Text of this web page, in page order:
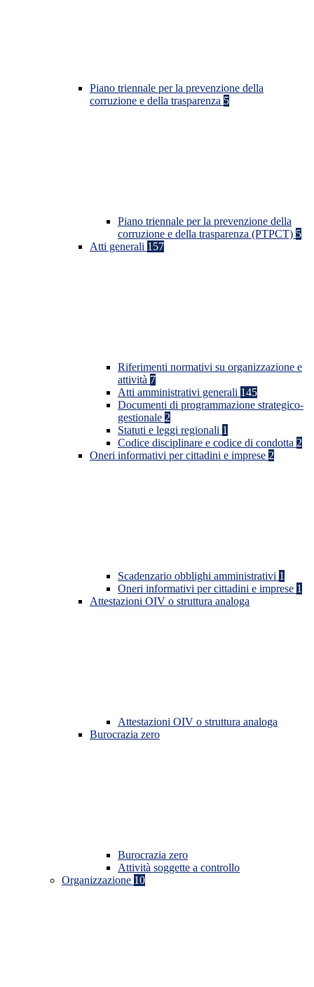
Piano triennale per la prevenzione della
corruzione e della trasparenza 5
Piano triennale per la prevenzione della
corruzione e della trasparenza (PTPCT) 5
Atti generali 157
Riferimenti normativi su organizzazione e
attività 7
Atti amministrativi generali 145
Documenti di programmazione strategico-
gestionale 2
Statuti e leggi regionali 1
Codice disciplinare e codice di condotta 2
Oneri informativi per cittadini e imprese 2
Scadenzario obblighi amministrativi 1
Oneri informativi per cittadini e imprese 1
Attestazioni OIV o struttura analoga
Attestazioni OIV o struttura analoga
Burocrazia zero
Burocrazia zero
Attività soggette a controllo
Organizzazione 10